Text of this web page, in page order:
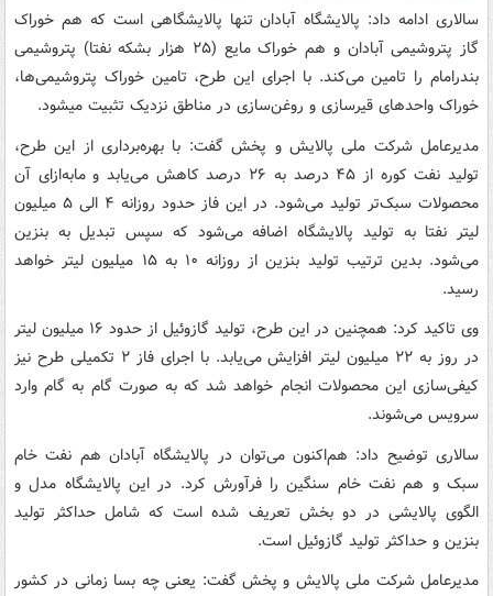
سالاری ادامه داد: پالایشگاه آبادان تنها پالایشگاهی است که هم خوراک
گاز پتروشیمی آبادان و هم خوراک مایع (۲۵ هزار بشکه نفتا) پتروشیمی‌
بندرامام را تامین می‌کند. با اجرای این طرح، تامین خوراک پتروشیمی‌ها،
خوراک واحدهای قیرسازی و روغن‌سازی در مناطق نزدیک تثبیت می‎شود.
مدیرعامل شرکت ملی پالایش و پخش گفت: با بهره‌برداری از این طرح،
تولید نفت کوره از ۴۵ درصد به ۲۶ درصد کاهش می‌یابد و مابه‌ازای آن
محصولات سبک‌تر تولید می‌شود. در این فاز حدود روزانه ۴ الی ۵ میلیون
لیتر نفتا به تولید پالایشگاه اضافه می‌‎شود که سپس تبدیل به بنزین
می‌شود. بدین ترتیب تولید بنزین از روزانه ۱۰ به ۱۵ میلیون لیتر خواهد
رسید.
وی تاکید کرد: همچنین در این طرح، تولید گازوئیل از حدود ۱۶ میلیون لیتر
در روز به ۲۲ میلیون لیتر افزایش می‌یابد. با اجرای فاز ۲ تکمیلی طرح نیز
کیفی‌سازی این محصولات انجام خواهد شد که به صورت گام به گام وارد
سرویس می‌شوند.
سالاری توضیح داد: هم‌اکنون می‌توان در پالایشگاه آبادان هم نفت خام
سبک و هم نفت خام سنگین را فرآورش کرد. در این پالایشگاه مدل و
الگوی پالایشی در دو بخش تعریف شده است که شامل حداکثر تولید
بنزین و حداکثر تولید گازوئیل است.
مدیرعامل شرکت ملی پالایش و پخش گفت: یعنی چه بسا زمانی در کشور